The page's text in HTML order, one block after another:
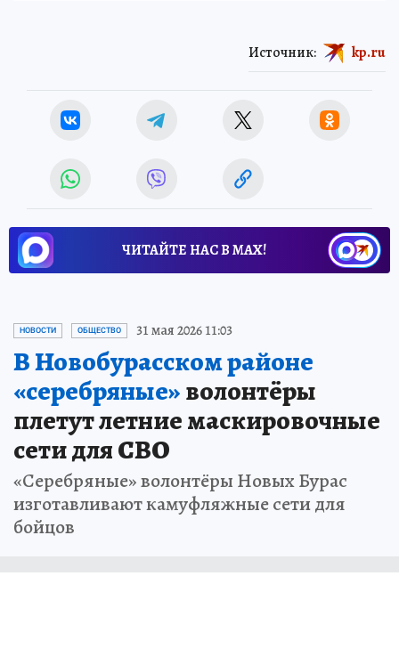
Источник: kp.ru
ЧИТАЙТЕ НАС В МАХ!
НОВОСТИ ОБЩЕСТВО 31 мая 2026 11:03
В Новобурасском районе
«серебряные»волонтёры
плетут летние маскировочные
сети для СВО
«Серебряные» волонтёры Новых Бурас
изготавливают камуфляжные сети для
бойцов